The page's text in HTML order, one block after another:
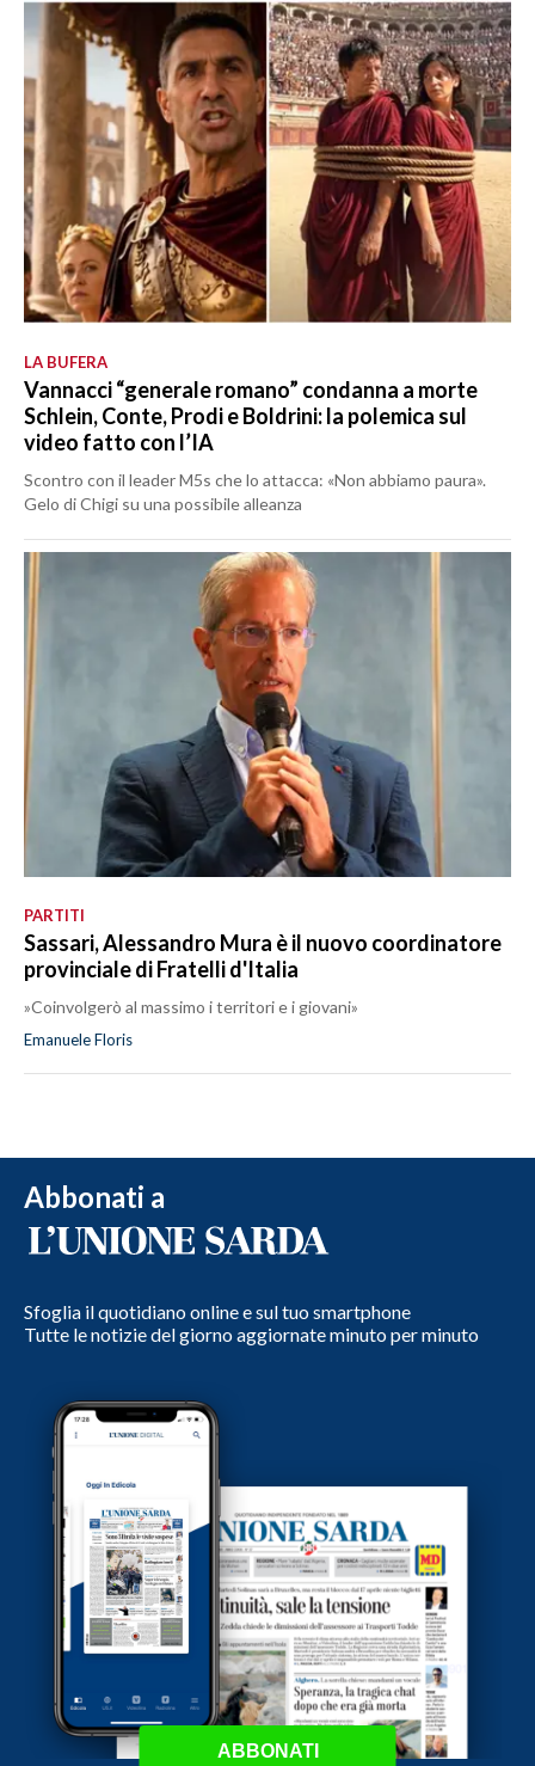
LA BUFERA
Vannacci “generale romano” condanna a morte
Schlein, Conte, Prodi e Boldrini: la polemica sul
video fatto con l’IA
Scontro con il leader M5s che lo attacca: «Non abbiamo paura».
Gelo di Chigi su una possibile alleanza
PARTITI
Sassari, Alessandro Mura è il nuovo coordinatore
provinciale di Fratelli d'Italia
»Coinvolgerò al massimo i territori e i giovani»
Emanuele Floris
Abbonati a
Sfoglia il quotidiano online e sul tuo smartphone
Tutte le notizie del giorno aggiornate minuto per minuto
ABBONATI